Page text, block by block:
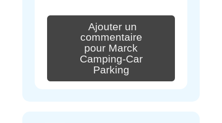
Ajouter un
commentaire
pour Marck
Camping-Car
Parking